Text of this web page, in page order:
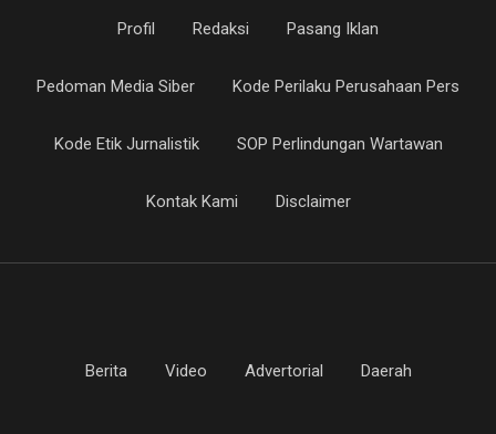
Profil Redaksi Pasang Iklan
Pedoman Media Siber Kode Perilaku Perusahaan Pers
Kode Etik Jurnalistik SOP Perlindungan Wartawan
Kontak Kami Disclaimer
Berita Video Advertorial Daerah